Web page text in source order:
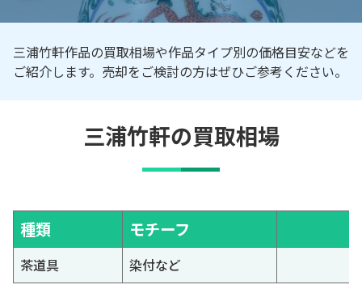
三浦竹軒作品の買取相場や作品タイプ別の価格目安などを
ご紹介します。売却をご検討の方はぜひご参考ください。
三浦竹軒の買取相場
種類 モチーフ
茶道具 染付など